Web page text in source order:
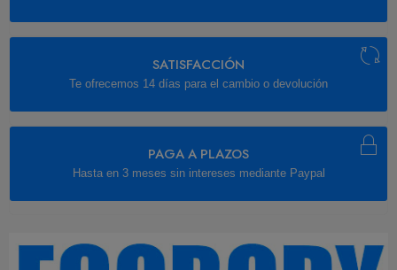
SATISFACCIÓN
Te ofrecemos 14 días para el cambio o devolución
PAGA A PLAZOS
Hasta en 3 meses sin intereses mediante Paypal